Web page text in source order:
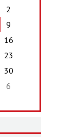
2
9
16
23
30
6